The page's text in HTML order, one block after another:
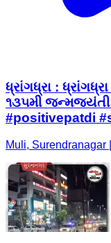
ધ્રાંગધ્રા :
૧૩૫મી જન્મજયંતી
#positivepatdi
Muli, Surendranagar